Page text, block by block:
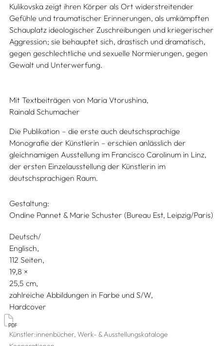
Kulikovska zeigt ihren Körper als Ort widerstreitender
Gefühle und traumatischer Erinnerungen, als umkämpften
Schauplatz ideologischer Zuschreibungen und kriegerischer
Aggression; sie behauptet sich, drastisch und dramatisch,
gegen geschlechtliche und sexuelle Normierungen, gegen
Gewalt und Unterwerfung.
Mit Textbeiträgen von Maria Vtorushina,
Rainald Schumacher
Die Publikation – die erste auch deutschsprachige
Monografie der Künstlerin – erschien anlässlich der
gleichnamigen Ausstellung im Francisco Carolinum in Linz,
der ersten Einzelausstellung der Künstlerin im
deutschsprachigen Raum.
Gestaltung:
Ondine Pannet & Marie Schuster (Bureau Est, Leipzig/Paris)
Deutsch/
Englisch
112 Seiten,
19,8
25,5
zahlreiche Abbildungen in Farbe und S/W
Hardcover
Künstler:innenbücher, Werk- & Ausstellungskataloge